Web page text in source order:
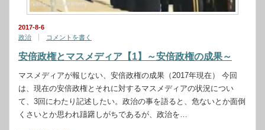
2017-8-6
政治
コメントを書く
安倍政権とマスメディア【1】～安倍政権の成果～
マスメディアが報じない、安倍政権の成果（2017年現在） 今回
は、現在の安倍政権とそれに対するマスメディアの状況につい
て、3回にわたり記述したい。政治の事を語ると、危ないとか面倒
くさいとか思われ躊躇しがちであるが、政治を…